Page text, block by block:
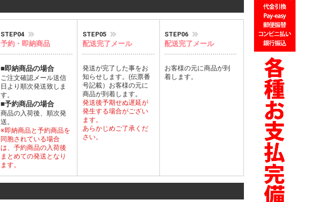
STEP04
予約・即納商品
■即納商品の場合
ご注文確認メール送信
日より順次発送致しま
す。
■予約商品の場合
商品の入荷後、順次発
送。
※即納商品と予約商品を
同胞されている場合
は、予約商品の入荷後
まとめての発送となり
ます。
STEP05
配送完了メール
発送が完了した事をお
知らせします。(伝票番
号記載）お客様の元に
商品が到着します。
発送後予期せぬ遅延が
発生する場合がござい
ます。
あらかじめご了承くだ
さい。
STEP06
配送完了メール
お客様の元に商品が到
着します。